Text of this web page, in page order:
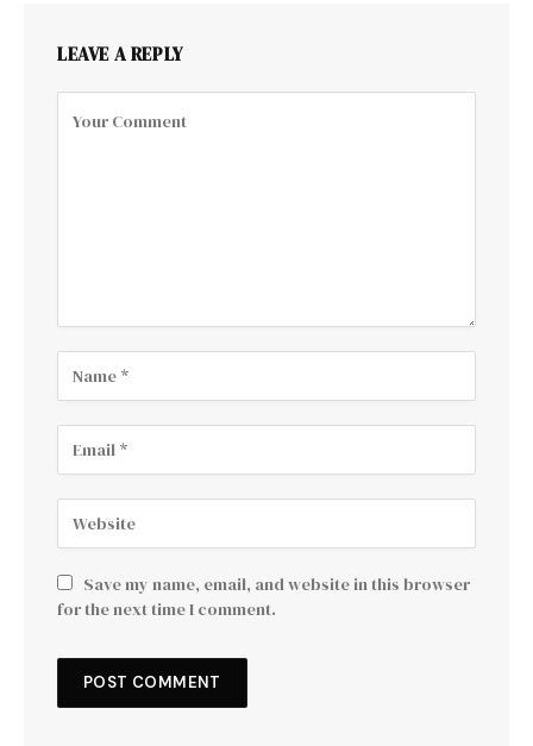
LEAVE A REPLY
Save my name, email, and website in this browser
for the next time I comment.